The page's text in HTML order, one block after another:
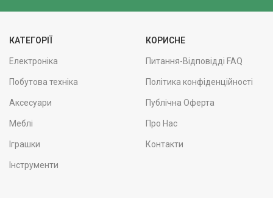
КАТЕГОРІЇ
Електроніка
Побутова техніка
Аксесуари
Меблі
Іграшки
Інструменти
КОРИСНЕ
Питання-Відповідді FAQ
Політика конфіденційності
Публічна Оферта
Про Нас
Контакти